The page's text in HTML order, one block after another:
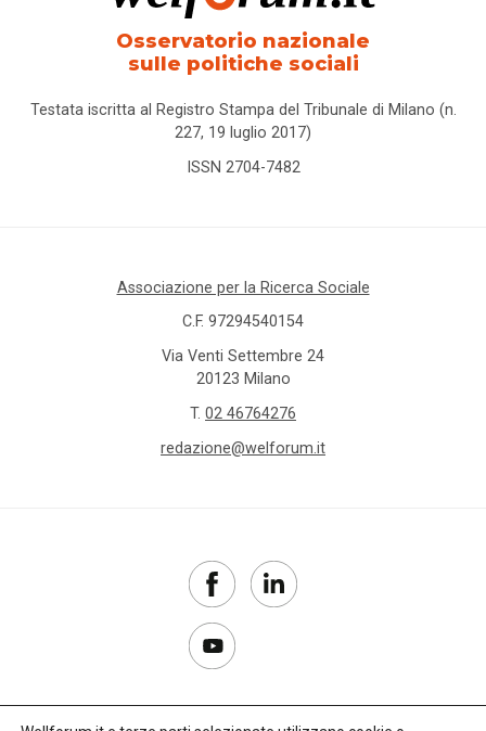
Osservatorio nazionale
sulle politiche sociali
Testata iscritta al Registro Stampa del Tribunale di Milano (n.
227, 19 luglio 2017)
ISSN 2704-7482
Associazione per la Ricerca Sociale
C.F. 97294540154
Via Venti Settembre 24
20123 Milano
T. 02 46764276
redazione@welforum.it